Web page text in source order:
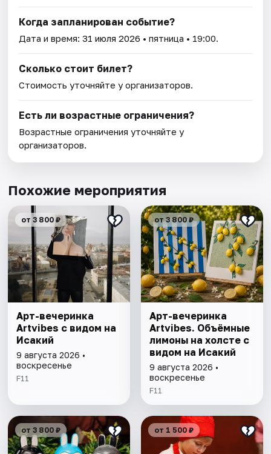
Когда запланирован событие?
Дата и время:31 июля 2026 • пятница • 19:00.
Сколько стоит билет?
Стоимость уточняйте у организаторов.
Есть ли возрастные ограничения?
Возрастные ограничения уточняйте у
организаторов.
Похожие мероприятия
от 3 800 ₽
Арт-вечеринка
Artvibes с видом на
Исакий
9 августа 2026 •
воскресенье
F11
от 3 800 ₽
Арт-вечеринка
Artvibes. Объёмные
лимоны на холсте с
видом на Исакий
9 августа 2026 •
воскресенье
F11
от 3 800 ₽ от 1 500 ₽